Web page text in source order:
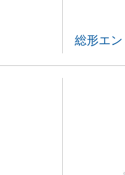
総形エ